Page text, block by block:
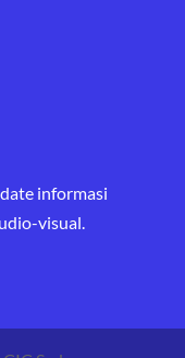
informasi
visual.